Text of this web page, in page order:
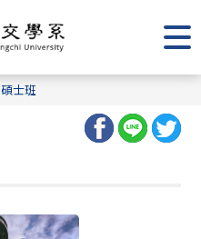
碩士班